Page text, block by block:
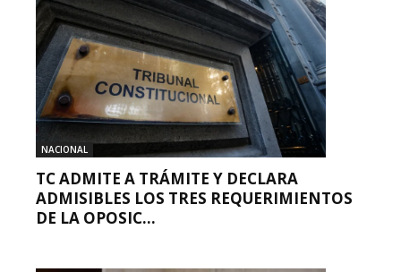
NACIONAL
TC ADMITE A TRÁMITE Y DECLARA
ADMISIBLES LOS TRES REQUERIMIENTOS
DE LA OPOSIC...